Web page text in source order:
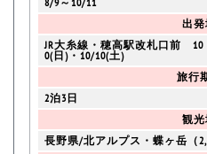
出
JR大糸線・穂高駅改札口前
0(日)・10/10(土)
旅行
2泊3日
観
長野県/北アルプス・蝶ヶ岳（